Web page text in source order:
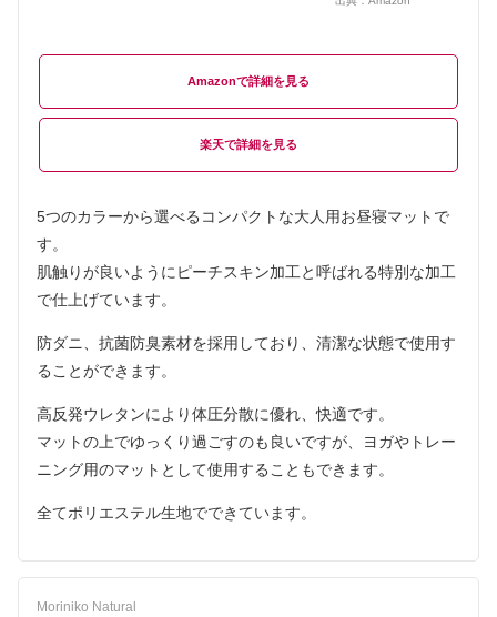
Amazon
楽天
5つのカラーから選べるコンパクトな大人用お昼寝マットで
す。
肌触りが良いようにピーチスキン加工と呼ばれる特別な加工
で仕上げています。
防ダニ、抗菌防臭素材を採用しており、清潔な状態で使用す
ることができます。
高反発ウレタンにより体圧分散に優れ、快適です。
マットの上でゆっくり過ごすのも良いですが、ヨガやトレー
ニング用のマットとして使用することもできます。
全てポリエステル生地でできています。
Moriniko Natural